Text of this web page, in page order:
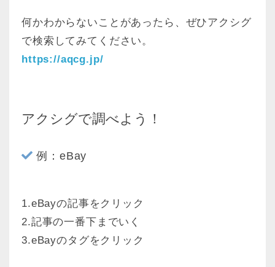
何かわからないことがあったら、ぜひアクシグ
で検索してみてください。
https://aqcg.jp/
アクシグで調べよう！
例：eBay
1.eBayの記事をクリック
2.記事の一番下までいく
3.eBayのタグをクリック